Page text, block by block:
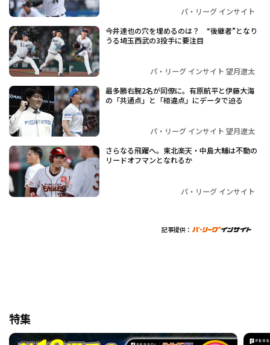
パ・リーグ インサイト
今井達也の穴を埋めるのは？ “後継者”となり
うる埼玉西武の3投手に要注目
パ・リーグ インサイト 望月遼太
最多勝右腕2名が同僚に。有原航平と伊藤大海
の「共通点」と「相違点」にデータで迫る
パ・リーグ インサイト 望月遼太
さらなる飛躍へ。東北楽天・中島大輔は不動の
リードオフマンとなれるか
パ・リーグ インサイト
記事提供：
特集